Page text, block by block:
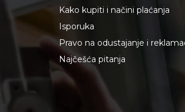
Kako kupiti i načini plaćanja
Isporuka
Pravo na odustajanje i
Najčešća pitanja